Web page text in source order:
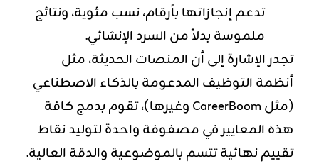
تدعم إنجازاتها بأرقام، نسب مئوية، ونتائج
ملموسة بدلاً من السرد الإنشائي.
تجدر الإشارة إلى أن المنصات الحديثة، مثل
أنظمة التوظيف المدعومة بالذكاء الاصطناعي
(مثل CareerBoom وغيرها)، تقوم بدمج كافة
هذه المعايير في مصفوفة واحدة لتوليد نقاط
تقييم نهائية تتسم بالموضوعية والدقة العالية.